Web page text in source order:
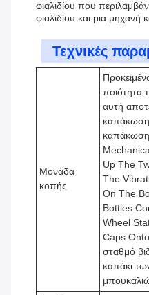
φιαλιδίου που
φιαλιδίου και μια μηχανή
Τεχνικές
Μονάδα
κοπής
ποιότητα
αυτή
Up The
The
On The
Bottles
Wheel
Caps
σταθμό
καπάκι